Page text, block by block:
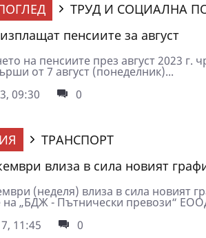
ТРУД И СОЦИАЛНА
пенсиите за август
на пенсиите през август 2023 г.
от 7 август (понеделник)...
09:30
0
ТРАНСПОРТ
влиза в сила новият
(неделя) влиза в сила новият
на „БДЖ - Пътнически превози“
11:45
0